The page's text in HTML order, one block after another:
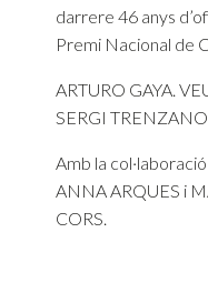
darrere 46 anys
Premi Nacional de
ARTURO GAYA.
SERGI
Amb la
ANNA ARQUES i
CORS.